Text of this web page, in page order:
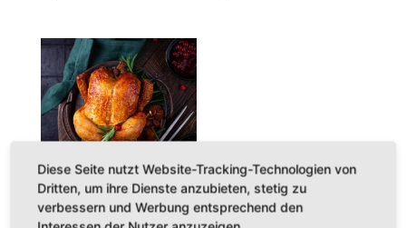
HALBE
Diese Seite nutzt Website-Tracking-Technologien von
Dritten, um ihre Dienste anzubieten, stetig zu
verbessern und Werbung entsprechend den